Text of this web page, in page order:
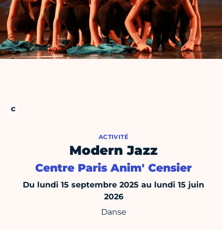
ACTIVITÉ
Modern Jazz
Centre Paris Anim' Censier
Du lundi 15 septembre 2025 au lundi 15 juin
2026
Danse